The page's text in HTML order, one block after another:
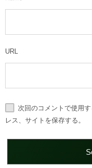
URL
次回のコメントで使用
レス、サイトを保存する。